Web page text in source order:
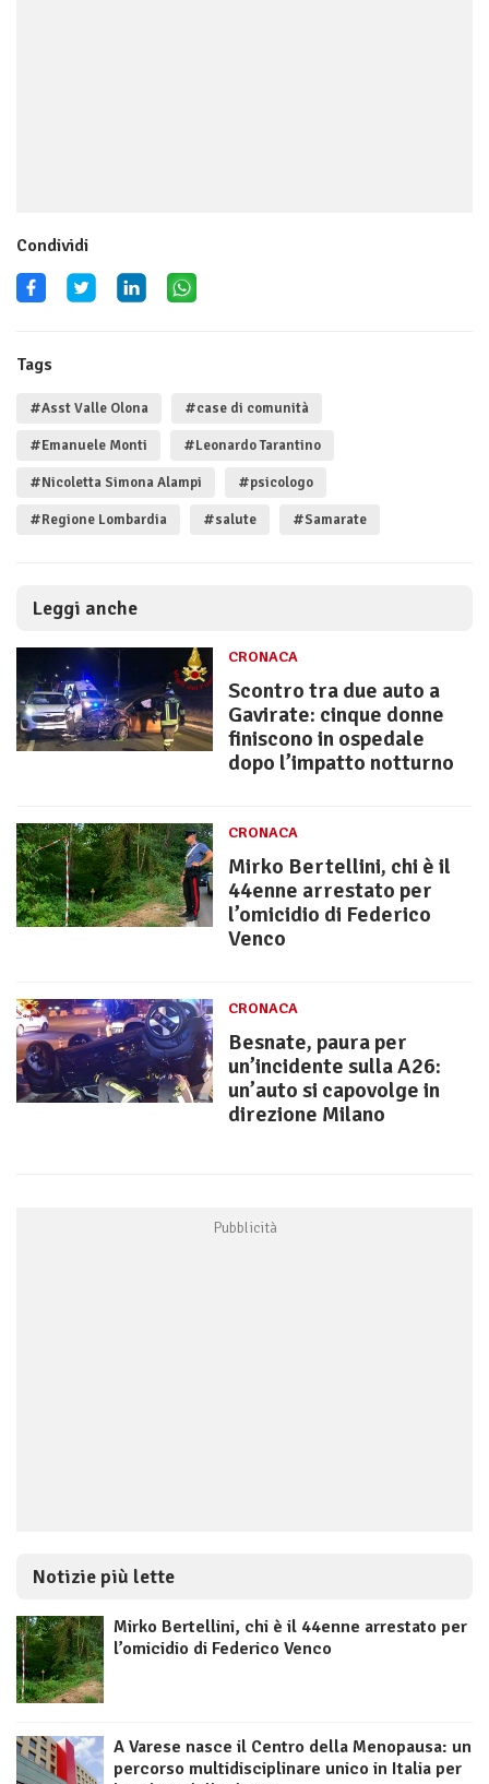
Condividi
Tags
#Asst Valle Olona #case di comunità
#Emanuele Monti #Leonardo Tarantino
#Nicoletta Simona Alampi #psicologo
#Regione Lombardia #salute #Samarate
Leggi anche
CRONACA
Scontro tra due auto a
Gavirate: cinque donne
finiscono in ospedale
dopo l’impatto notturno
CRONACA
Mirko Bertellini, chi è il
44enne arrestato per
l’omicidio di Federico
Venco
CRONACA
Besnate, paura per
un’incidente sulla A26:
un’auto si capovolge in
direzione Milano
Notizie più lette
Mirko Bertellini, chi è il 44enne arrestato per
l’omicidio di Federico Venco
A Varese nasce il Centro della Menopausa: un
percorso multidisciplinare unico in Italia per